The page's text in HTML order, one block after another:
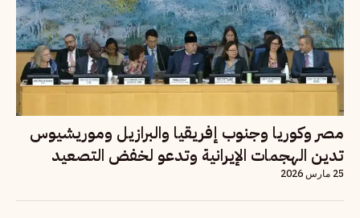
مصر وكوريا وجنوب إفريقيا والبرازيل وموريشيوس
تدين الهجمات الإيرانية وتدعو لخفض التصعيد
25 مارس 2026